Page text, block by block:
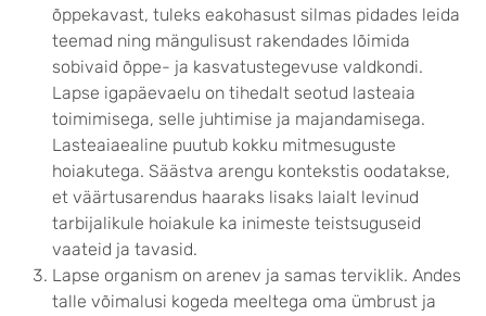
õppekavast, tuleks eakohasust silmas pidades leida
teemad ning mängulisust rakendades lõimida
sobivaid õppe- ja kasvatustegevuse valdkondi.
Lapse igapäevaelu on tihedalt seotud lasteaia
toimimisega, selle juhtimise ja majandamisega.
Lasteaiaealine puutub kokku mitmesuguste
hoiakutega. Säästva arengu kontekstis oodatakse,
et väärtusarendus haaraks lisaks laialt levinud
tarbijalikule hoiakule ka inimeste teistsuguseid
vaateid ja tavasid.
Lapse organism on arenev ja samas terviklik. Andes
talle võimalusi kogeda meeltega oma ümbrust ja